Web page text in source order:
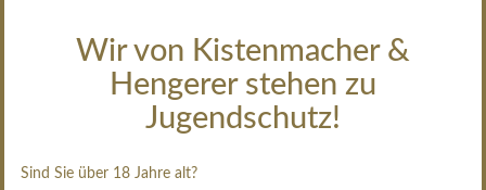
Wir von Kistenmacher &
Hengerer stehen zu
Jugendschutz!
Sind Sie über 18 Jahre alt?
restsüß
edelsüß
weißgekeltert
im Holzfass gereift